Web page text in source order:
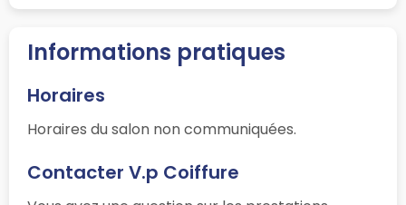
Informations pratiques
Horaires
Horaires du salon non communiquées.
Contacter V.p Coiffure